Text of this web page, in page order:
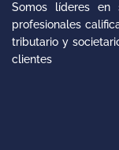
Somos líderes en
profesionales
tributario y
clientes